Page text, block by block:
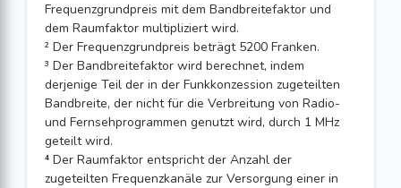
Frequenzgrundpreis mit dem Bandbreitefaktor und
dem Raumfaktor multipliziert wird.
² Der Frequenzgrundpreis beträgt 5200 Franken.
³ Der Bandbreitefaktor wird berechnet, indem
derjenige Teil der in der Funkkonzession zugeteilten
Bandbreite, der nicht für die Verbreitung von Radio-
und Fernsehprogrammen genutzt wird, durch 1 MHz
geteilt wird.
⁴ Der Raumfaktor entspricht der Anzahl der
zugeteilten Frequenzkanäle zur Versorgung einer in